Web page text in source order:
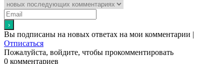
Вы подписаны на новых ответах на мои комментарии |
Отписаться
Пожалуйста, войдите, чтобы прокомментировать
0 комментариев